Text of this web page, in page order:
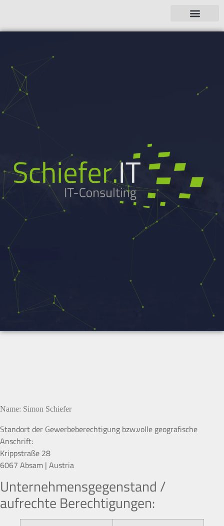
Name: Simon Schiefer
Standort der Gewerbeberechtigung bzw.volle geografische
Anschrift:
Krippstraße 28
6067 Absam | Austria
Unternehmensgegenstand /
aufrechte Berechtigungen: